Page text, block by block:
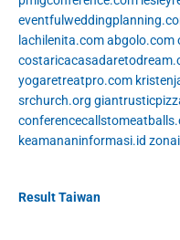
lachilenita.comabgolo.com
yogaretreatpro.com
srchurch.org
keamananinformasi.id
Result Taiwan